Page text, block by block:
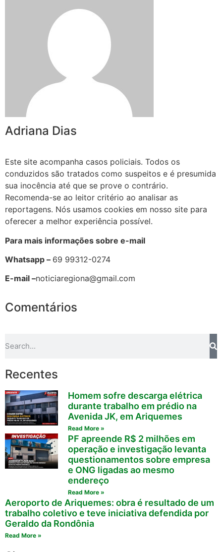
Adriana Dias
Este site acompanha casos policiais. Todos os
conduzidos são tratados como suspeitos e é presumida
sua inocência até que se prove o contrário.
Recomenda-se ao leitor critério ao analisar as
reportagens. Nós usamos cookies em nosso site para
oferecer a melhor experiência possível.
Para mais informações sobre e-mail
Whatsapp – 69 99312-0274
E-mail –noticiaregiona@gmail.com
Comentários
Recentes
Homem sofre descarga elétrica
durante trabalho em prédio na
Avenida JK, em Ariquemes
Read More »
PF apreende R$ 2 milhões em
operação e investigação levanta
questionamentos sobre empresa
e ONG ligadas ao mesmo
endereço
Read More »
Aeroporto de Ariquemes: obra é resultado de um
trabalho coletivo e teve iniciativa defendida por
Geraldo da Rondônia
Read More »